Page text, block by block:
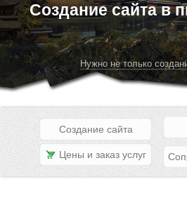
Создание сайта в
Нужно не только
Создание сайта
Цены и заказ услуг